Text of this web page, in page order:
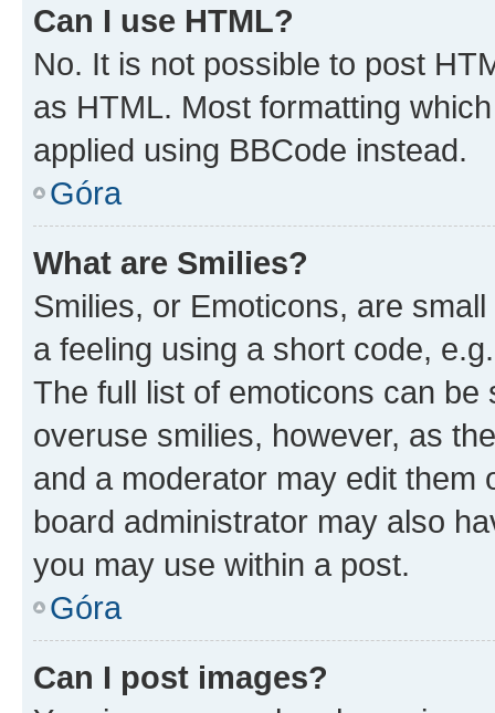
Can I use HTML?
No. It is not possible to post
as HTML. Most formatting
applied using BBCode instead.
Góra
What are Smilies?
Smilies, or Emoticons, are
a feeling using a short code,
The full list of emoticons can
overuse smilies, however, as
and a moderator may edit them
board administrator may also
you may use within a post.
Góra
Can I post images?